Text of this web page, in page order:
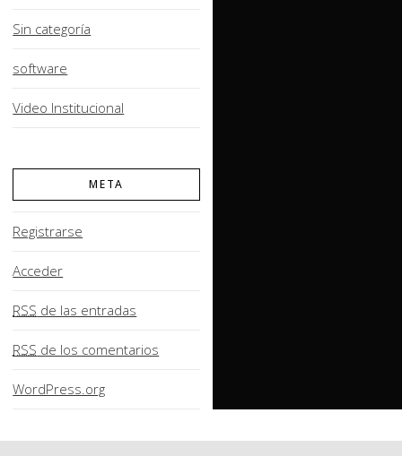
Sin categoría
software
Video Institucional
META
Registrarse
Acceder
RSS de las entradas
RSS de los comentarios
WordPress.org